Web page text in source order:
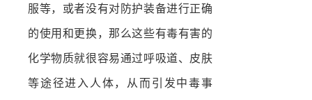
服等，或者没有对防护装备进行正确
的使用和更换，那么这些有毒有害的
化学物质就很容易通过呼吸道、皮肤
等途径进入人体，从而引发中毒事